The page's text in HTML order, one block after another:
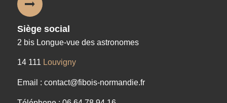
Siège social
2 bis Longue-vue des astronomes
14 111 Louvigny
Email : contact@fibois-normandie.fr